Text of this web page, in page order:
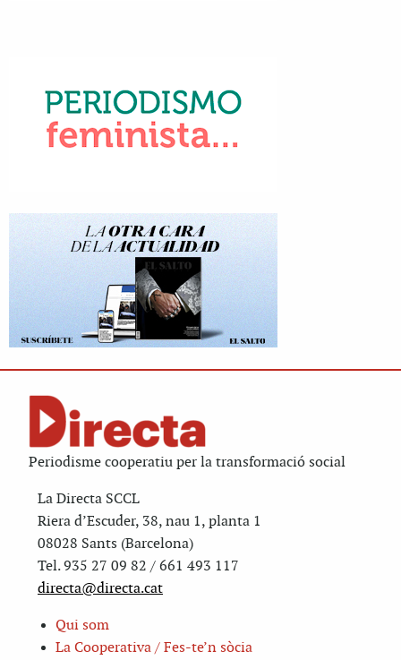
Periodisme cooperatiu per la transformació social
La Directa SCCL
Riera d’Escuder, 38, nau 1, planta 1
08028 Sants (Barcelona)
Tel. 935 27 09 82 / 661 493 117
directa@directa.cat
Qui som
La Cooperativa / Fes-te’n sòcia